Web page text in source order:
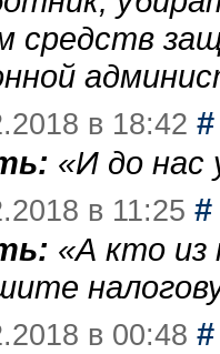
средств
в 18:42 #
«И до нас
в 11:25 #
«А кто из
в 00:48 #